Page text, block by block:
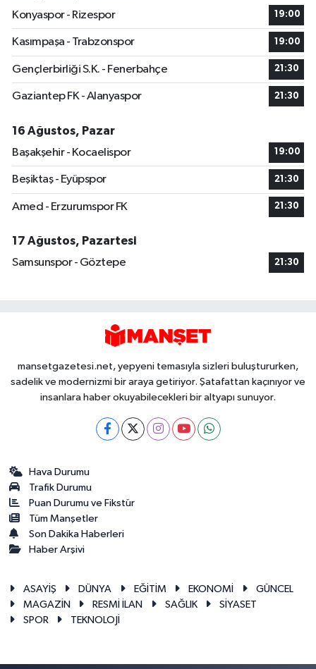
Konyaspor - Rizespor
19:00
Kasımpaşa - Trabzonspor 19:00
Gençlerbirliği S.K. - Fenerbahçe 21:30
Gaziantep FK - Alanyaspor 21:30
16 Ağustos, Pazar
Başakşehir - Kocaelispor
19:00
Beşiktaş - Eyüpspor 21:30
Amed - Erzurumspor FK 21:30
17 Ağustos, Pazartesi
Samsunspor - Göztepe
21:30
mansetgazetesi.net, yepyeni temasıyla sizleri buluştururken,
sadelik ve modernizmi bir araya getiriyor. Şatafattan kaçınıyor ve
insanlara haber okuyabilecekleri bir altyapı sunuyor.
Hava Durumu
Trafik Durumu
Puan Durumu ve Fikstür
Tüm Manşetler
Son Dakika Haberleri
Haber Arşivi
ASAYİŞ DÜNYA EĞİTİM EKONOMİ
GÜNCEL
MAGAZİN
RESMİ İLAN SAĞLIK
SİYASET
SPOR
TEKNOLOJİ